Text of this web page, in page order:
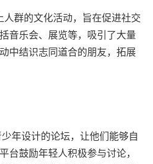
群的文化活动，旨在促进社交
音乐会、展览等，吸引了大量
中结识志同道合的朋友，拓展
年设计的论坛，让他们能够自
台鼓励年轻人积极参与讨论，